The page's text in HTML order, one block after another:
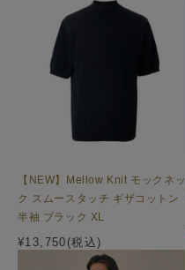
【NEW】Mellow Knit モックネッ
ク スムースタッチ ギザコットン
半袖 ブラック XL
¥13,750(税込)